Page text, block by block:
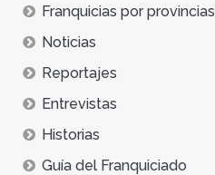
Franquicias por provincias
Noticias
Reportajes
Entrevistas
Historias
Guía del Franquiciado